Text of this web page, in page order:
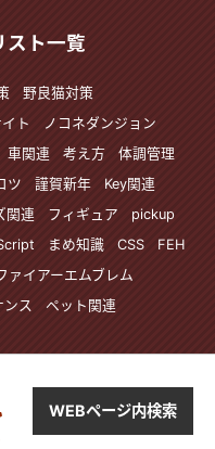
スト一覧
野良猫対策
ト
ノコネダンジョン
車関連 考え方
体調管理
ツ 謹賀新年
Key関連
関連 フィギュア
pickup
まめ知識 CSS
FEH
ァイアーエムブレム
ンス ペット関連
WEBページ内検索